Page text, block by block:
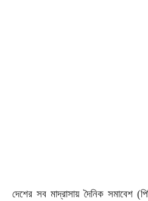
দেশের সব মাদ্রাসায় দৈনিক সমাবেশ